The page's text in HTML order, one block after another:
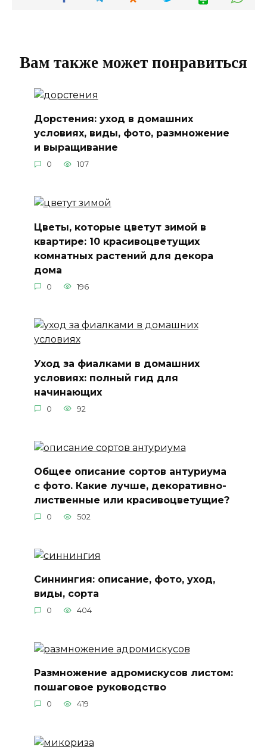
Вам также может понравиться
Дорстения: уход в домашних
условиях, виды, фото, размножение
и выращивание
0 107
Цветы, которые цветут зимой в
квартире: 10 красивоцветущих
комнатных растений для декора
дома
0 196
Уход за фиалками в домашних
условиях: полный гид для
начинающих
0 92
Общее описание сортов антуриума
с фото. Какие лучше, декоративно-
лиственные или красивоцветущие?
0 502
Синнингия: описание, фото, уход,
виды, сорта
0 404
Размножение адромискусов листом:
пошаговое руководство
0 419